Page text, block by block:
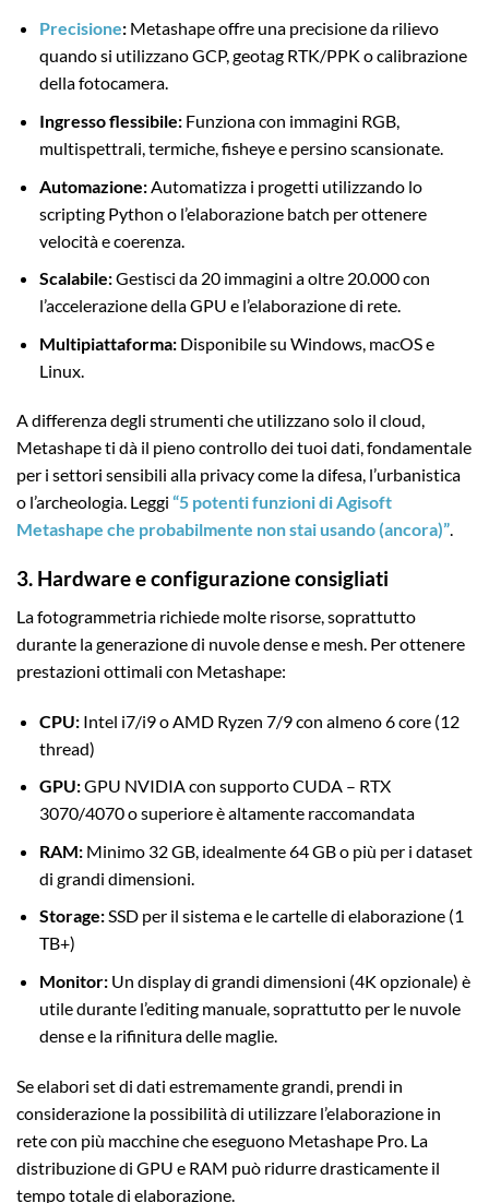
Precisione:Metashape offre una precisione da rilievo
quando si utilizzano GCP, geotag RTK/PPK o calibrazione
della fotocamera.
Ingresso flessibile:Funziona con immagini RGB,
multispettrali, termiche, fisheye e persino scansionate.
Automazione:Automatizza i progetti utilizzando lo
scripting Python o l’elaborazione batch per ottenere
velocità e coerenza.
Scalabile:Gestisci da 20 immagini a oltre 20.000 con
l’accelerazione della GPU e l’elaborazione di rete.
Multipiattaforma:Disponibile su Windows, macOS e
Linux.
A differenza degli strumenti che utilizzano solo il cloud,
Metashape ti dà il pieno controllo dei tuoi dati, fondamentale
per i settori sensibili alla privacy come la difesa, l’urbanistica
o l’archeologia. Leggi “5 potenti funzioni di Agisoft
Metashape che probabilmente non stai usando (ancora)”.
3. Hardware e configurazione consigliati
La fotogrammetria richiede molte risorse, soprattutto
durante la generazione di nuvole dense e mesh. Per ottenere
prestazioni ottimali con Metashape:
CPU:Intel i7/i9 o AMD Ryzen 7/9 con almeno 6 core (12
thread)
GPU:GPU NVIDIA con supporto CUDA – RTX
3070/4070 o superiore è altamente raccomandata
RAM:Minimo 32 GB, idealmente 64 GB o più per i dataset
di grandi dimensioni.
Storage:SSD per il sistema e le cartelle di elaborazione (1
TB+)
Monitor:Un display di grandi dimensioni (4K opzionale) è
utile durante l’editing manuale, soprattutto per le nuvole
dense e la rifinitura delle maglie.
Se elabori set di dati estremamente grandi, prendi in
considerazione la possibilità di utilizzare l’elaborazione in
rete con più macchine che eseguono Metashape Pro. La
distribuzione di GPU e RAM può ridurre drasticamente il
tempo totale di elaborazione.